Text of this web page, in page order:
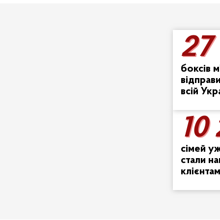
10
10
сімей
стали
27
27
боксів
всій